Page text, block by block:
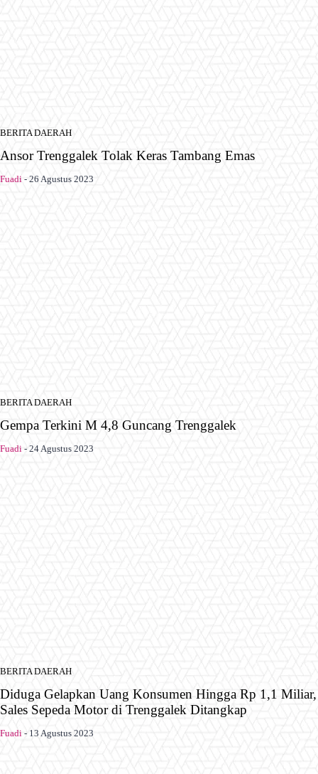
BERITA DAERAH
Ansor Trenggalek Tolak Keras Tambang Emas
Fuadi - 26 Agustus 2023
BERITA DAERAH
Gempa Terkini M 4,8 Guncang Trenggalek
Fuadi - 24 Agustus 2023
BERITA DAERAH
Diduga Gelapkan Uang Konsumen Hingga Rp 1,1 Miliar,
Sales Sepeda Motor di Trenggalek Ditangkap
Fuadi - 13 Agustus 2023